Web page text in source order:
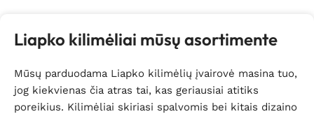
Liapko kilimėliai mūsų asortimente
Mūsų parduodama Liapko kilimėlių įvairovė masina tuo,
jog kiekvienas čia atras tai, kas geriausiai atitiks
poreikius. Kilimėliai skiriasi spalvomis bei kitais dizaino